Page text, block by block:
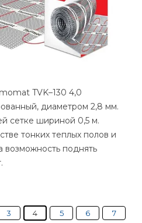
TVK–130 4,0
диаметром 2,8 мм.
сетке шириной 0,5 м.
тонких теплых полов и
возможность поднять
3 4 5 6
7